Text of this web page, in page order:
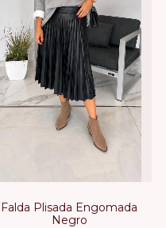
Falda Plisada Engomada
Negro